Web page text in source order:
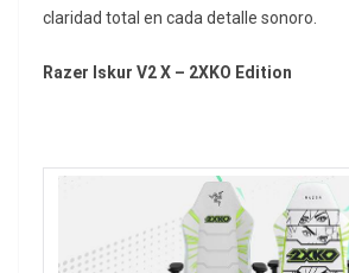
claridad total en cada detalle sonoro.
Razer Iskur V2 X – 2XKO Edition